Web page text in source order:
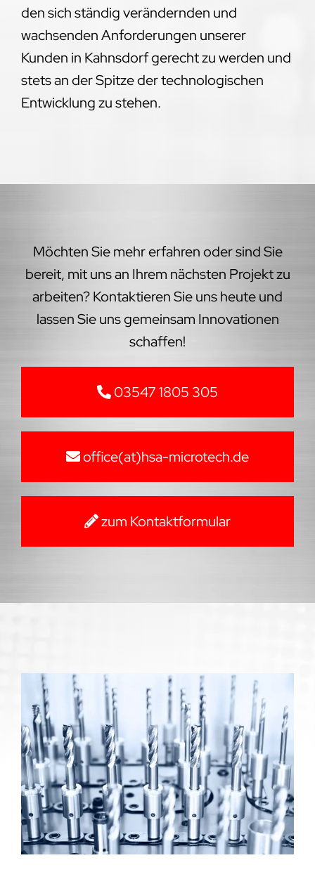
den sich ständig verändernden und
wachsenden Anforderungen unserer
Kunden in Kahnsdorf gerecht zu werden und
stets an der Spitze der technologischen
Entwicklung zu stehen.
Möchten Sie mehr erfahren oder sind Sie
bereit, mit uns an Ihrem nächsten Projekt zu
arbeiten? Kontaktieren Sie uns heute und
lassen Sie uns gemeinsam Innovationen
schaffen!
03547 1805 305
office(at)hsa-microtech.de
zum Kontaktformular